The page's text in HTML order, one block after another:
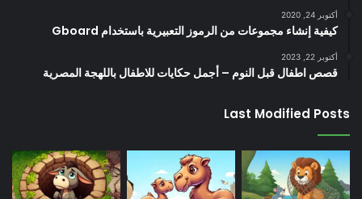
أكتوبر 24, 2020
كيفية إنشاء مجموعات من الرموز التعبيرية باستخدام Gboard
أكتوبر 22, 2023
قصص اطفال قبل النوم – أجمل حكايات للاطفال باللهجة المصرية
Last Modified Posts